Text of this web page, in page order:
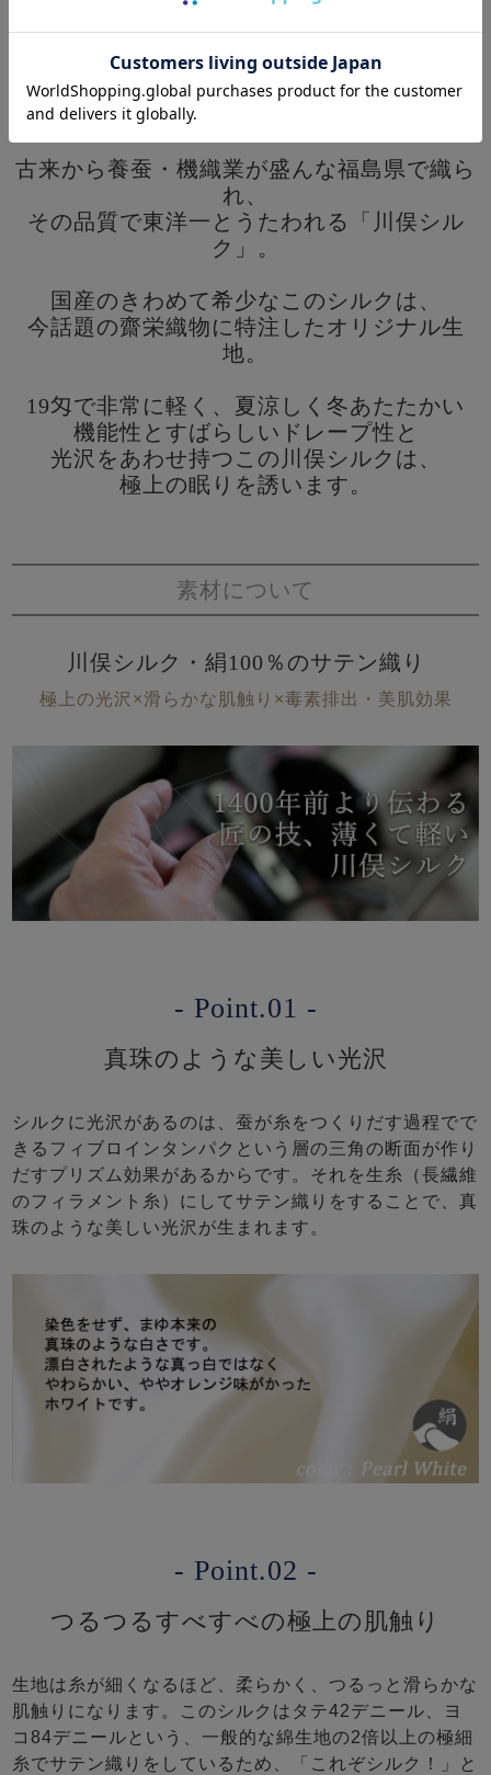
古来から養蚕・機織業が盛んな福島県で織ら
れ、
その品質で東洋一とうたわれる「川俣シル
ク」。
国産のきわめて希少なこのシルクは、
今話題の齋栄織物に特注したオリジナル生
地。
19匁で非常に軽く、夏涼しく冬あたたかい
機能性とすばらしいドレープ性と
光沢をあわせ持つこの川俣シルクは、
極上の眠りを誘います。
素材について
川俣シルク・絹100％のサテン織り
極上の光沢×滑らかな肌触り×毒素排出・美肌効果
- Point.01 -
真珠のような美しい光沢
シルクに光沢があるのは、蚕が糸をつくりだす過程でで
きるフィブロインタンパクという層の三角の断面が作り
だすプリズム効果があるからです。それを生糸（長繊維
のフィラメント糸）にしてサテン織りをすることで、真
珠のような美しい光沢が生まれます。
- Point.02 -
つるつるすべすべの極上の肌触り
生地は糸が細くなるほど、柔らかく、つるっと滑らかな
肌触りになります。このシルクはタテ42デニール、ヨ
コ84デニールという、一般的な綿生地の2倍以上の極細
糸でサテン織りをしているため、「これぞシルク！」と